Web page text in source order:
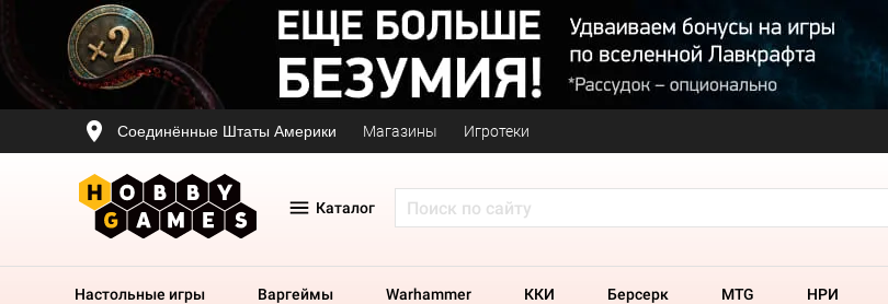
Соединённые Штаты Америки Магазины Игротеки
Каталог
Настольные игры Варгеймы Warhammer ККИ Берсерк MTG НРИ